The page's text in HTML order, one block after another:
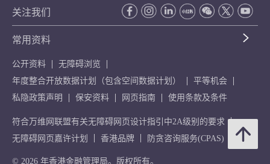
关注我们
常用资料
公开资料
无障碍浏览
年度整合开放数据计划（包含空间数据计划）
平等机会
私隐政策声明
保安资料 网页指南 使用条款及条件
符合万维网联盟有关无障碍网页设计指引中2A级别的要求
无障碍网页嘉许计划
香港品牌 防贪咨询服务(CPAS)
© 2026 年香港金融管理局。版权所有。